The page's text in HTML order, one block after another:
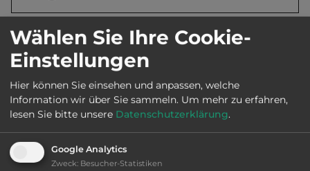
Öffnungszeiten: Ganzjährig geöffnet
Telefon: 0039 0985 90369
Ausstattung:
Wählen Sie Ihre Cookie-
Einstellungen
Hier können Sie einsehen und anpassen, welche
Information wir über Sie sammeln. Um mehr zu erfahren,
lesen Sie bitte unsere Datenschutzerklärung.
Google Analytics
Zweck: Besucher-Statistiken